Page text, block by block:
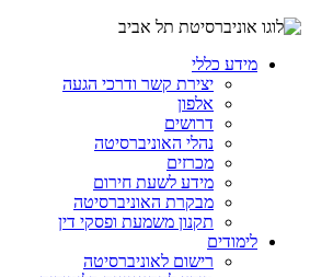
מידע כללי
יצירת קשר ודרכי הגעה
אלפון
דרושים
נהלי האוניברסיטה
מכרזים
מידע לשעת חירום
מבקרת האוניברסיטה
תקנון משמעת ופסקי דין
לימודים
רישום לאוניברסיטה